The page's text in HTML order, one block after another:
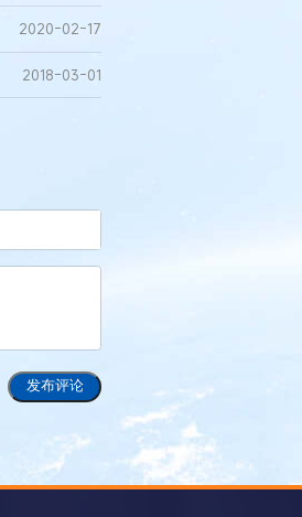
2020-02-17
2018-03-01
发布评论